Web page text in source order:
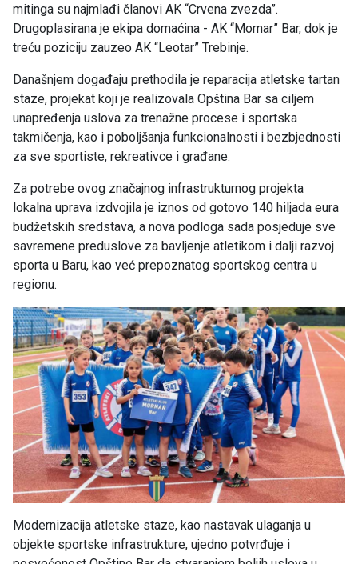
mitinga su najmlađi članovi AK “Crvena zvezda”.
Drugoplasirana je ekipa domaćina - AK “Mornar” Bar, dok je
treću poziciju zauzeo AK “Leotar” Trebinje.
Današnjem događaju prethodila je reparacija atletske tartan
staze, projekat koji je realizovala Opština Bar sa ciljem
unapređenja uslova za trenažne procese i sportska
takmičenja, kao i poboljšanja funkcionalnosti i bezbjednosti
za sve sportiste, rekreativce i građane.
Za potrebe ovog značajnog infrastrukturnog projekta
lokalna uprava izdvojila je iznos od gotovo 140 hiljada eura
budžetskih sredstava, a nova podloga sada posjeduje sve
savremene preduslove za bavljenje atletikom i dalji razvoj
sporta u Baru, kao već prepoznatog sportskog centra u
regionu.
Modernizacija atletske staze, kao nastavak ulaganja u
objekte sportske infrastrukture, ujedno potvrđuje i